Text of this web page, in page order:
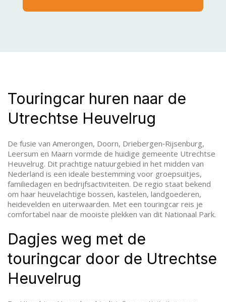
Touringcar huren naar de
Utrechtse Heuvelrug
De fusie van Amerongen, Doorn, Driebergen‑Rijsenburg,
Leersum en Maarn vormde de huidige gemeente Utrechtse
Heuvelrug. Dit prachtige natuurgebied in het midden van
Nederland is een ideale bestemming voor groepsuitjes,
familiedagen en bedrijfsactiviteiten. De regio staat bekend
om haar heuvelachtige bossen, kastelen, landgoederen,
heidevelden en uiterwaarden. Met een touringcar reis je
comfortabel naar de mooiste plekken van dit Nationaal Park.
Dagjes weg met de
touringcar door de Utrechtse
Heuvelrug